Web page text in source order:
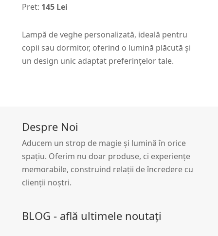
Pret: 145 Lei
Lampă de veghe personalizată, ideală pentru
copii sau dormitor, oferind o lumină plăcută și
un design unic adaptat preferințelor tale.
Despre Noi
Aducem un strop de magie și lumină în orice
spațiu. Oferim nu doar produse, ci experiențe
memorabile, construind relații de încredere cu
clienții noștri.
BLOG - află ultimele noutați